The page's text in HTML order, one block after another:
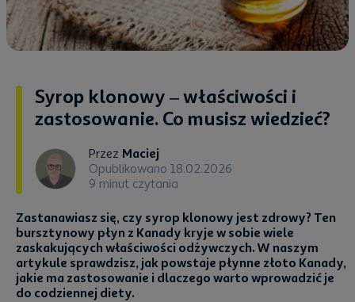
Syrop klonowy – właściwości i
zastosowanie. Co musisz wiedzieć?
Przez Maciej
Opublikowano 18.02.2026
9 minut czytania
Zastanawiasz się, czy syrop klonowy jest zdrowy? Ten
bursztynowy płyn z Kanady kryje w sobie wiele
zaskakujących właściwości odżywczych. W naszym
artykule sprawdzisz, jak powstaje płynne złoto Kanady,
jakie ma zastosowanie i dlaczego warto wprowadzić je
do codziennej diety.